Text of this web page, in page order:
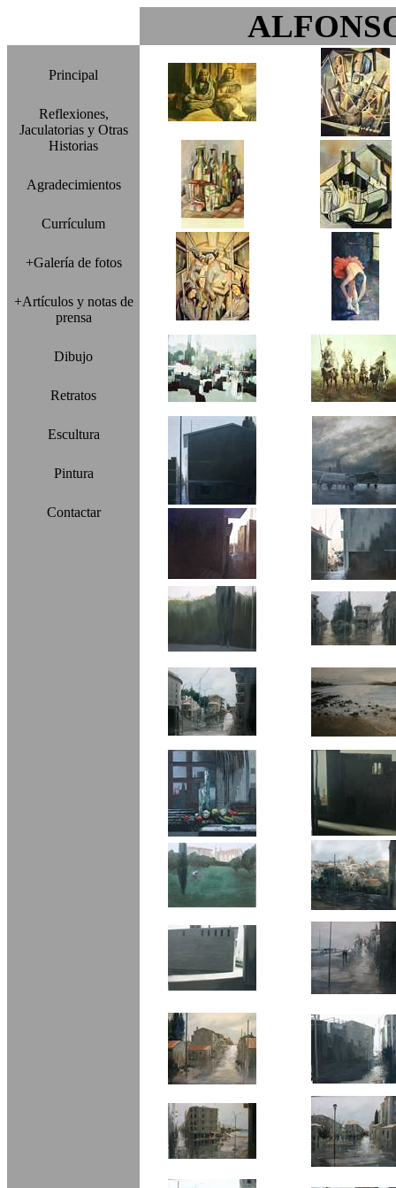
Principal
Reflexiones,
Jaculatorias y Otras
Historias
Agradecimientos
Currículum
+Galería de fotos
+Artículos y notas de
prensa
Dibujo
Retratos
Escultura
Pintura
Contactar